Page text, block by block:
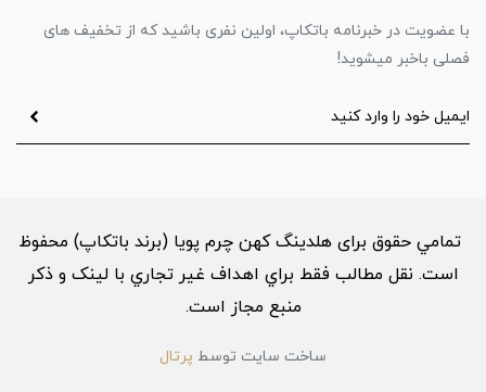
با عضویت در خبرنامه باتکاپ، اولین نفری باشید که از تخفیف های
فصلی باخبر میشوید!
تمامي حقوق برای هلدینگ کهن چرم پویا (برند باتکاپ) محفوظ
است. نقل مطالب فقط براي اهداف غير تجاري با لینک و ذکر
منبع مجاز است.
ساخت سایت توسط پرتال